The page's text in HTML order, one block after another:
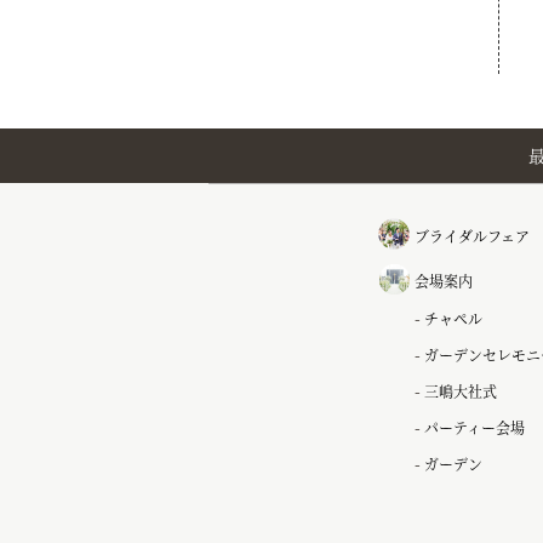
ブライダルフェア
会場案内
チャペル
ガーデンセレモニ
三嶋大社式
パーティー会場
ガーデン